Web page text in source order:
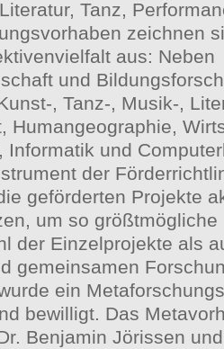
Tanz,
zeichnen
aus: Neben
und
, Tanz-, Musik-,
Humangeographie,
Informatik und
der
geförderten Projekte
um so größtmögliche
der Einzelprojekte als
gemeinsamen
ein
bewilligt. Das
Benjamin Jörissen